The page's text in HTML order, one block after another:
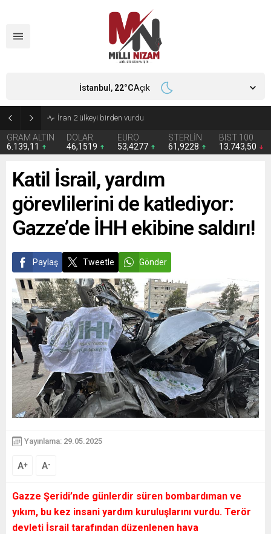
İran 2 ülkeyi birden vurdu
GRAM ALTIN
6.139,11
DOLAR
46,1519
EURO
53,4277
STERLİN
61,9228
BIST 100
13.743,50
İstanbul, 22°CAçık
Katil İsrail, yardım
görevlilerini de katlediyor:
Gazze’de İHH ekibine saldırı!
Paylaş Tweetle Gönder
Yayınlama: 29.05.2025
A+ A-
Gazze Şeridi’nde günlerdir süren bombardıman ve
yıkım, bu kez insani yardım kuruluşlarını vurdu. Terör
devleti İsrail tarafından düzenlenen hava